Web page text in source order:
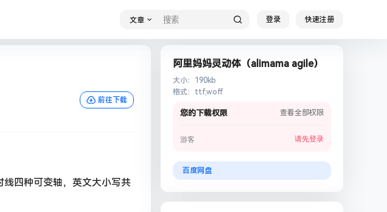
文章 登录 快速注册
前往下载
四种可变轴，英文大小写共
阿里妈妈灵动体（alimama agile）
大小： 190kb
格式： ttf,woff
您的下载权限 查看全部权限
游客 请先登录
百度网盘